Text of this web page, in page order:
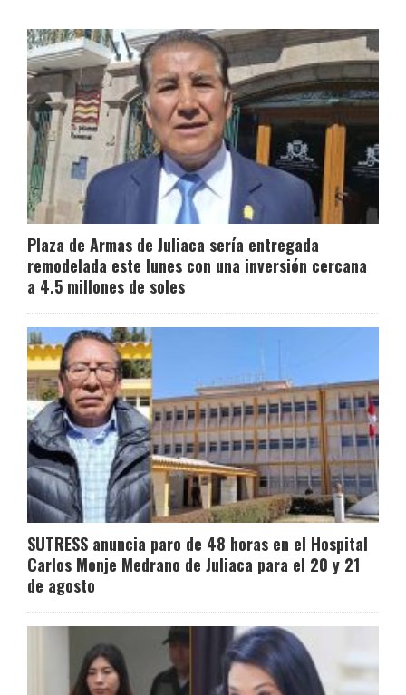
Plaza de Armas de Juliaca sería entregada
remodelada este lunes con una inversión cercana
a 4.5 millones de soles
SUTRESS anuncia paro de 48 horas en el Hospital
Carlos Monje Medrano de Juliaca para el 20 y 21
de agosto